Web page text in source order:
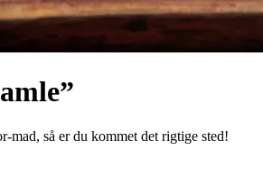
mad, så er du kommet det rigtige sted!